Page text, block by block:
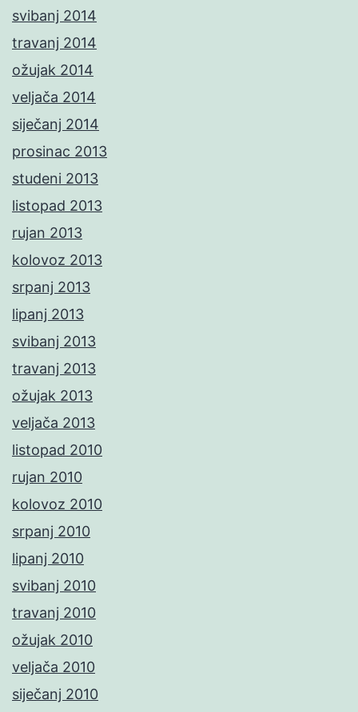
svibanj 2014
travanj 2014
ožujak 2014
veljača 2014
siječanj 2014
prosinac 2013
studeni 2013
listopad 2013
rujan 2013
kolovoz 2013
srpanj 2013
lipanj 2013
svibanj 2013
travanj 2013
ožujak 2013
veljača 2013
listopad 2010
rujan 2010
kolovoz 2010
srpanj 2010
lipanj 2010
svibanj 2010
travanj 2010
ožujak 2010
veljača 2010
siječanj 2010